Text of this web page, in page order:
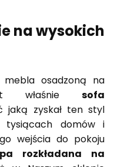
na wysokich
mebla osadzoną na
właśnie sofa
jaką zyskał ten styl
tysiącach domów i
wejścia do pokoju
rozkładana na